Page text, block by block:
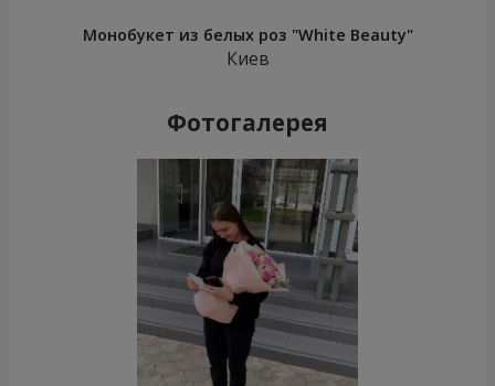
Монобукет из белых роз "White Beauty"
Киев
Фотогалерея